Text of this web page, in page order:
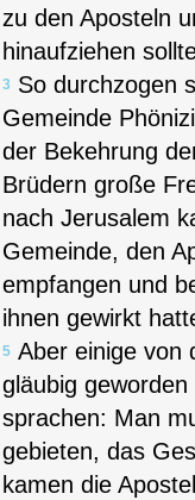
zu den Aposteln
hinaufziehen
3 So durchzogen
Gemeinde
der Bekehrung
Brüdern große
nach Jerusalem
Gemeinde, den
empfangen und
ihnen gewirkt
5 Aber einige von
gläubig
sprachen: Man
gebieten, das
kamen die